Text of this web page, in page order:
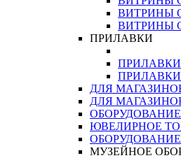
ВИТРИНЫ
ВИТРИНЫ
ПРИЛАВКИ
ПРИЛАВКИ
ДЛЯ
ДЛЯ
ЮВЕЛИРНОЕ
МУЗЕЙНОЕ